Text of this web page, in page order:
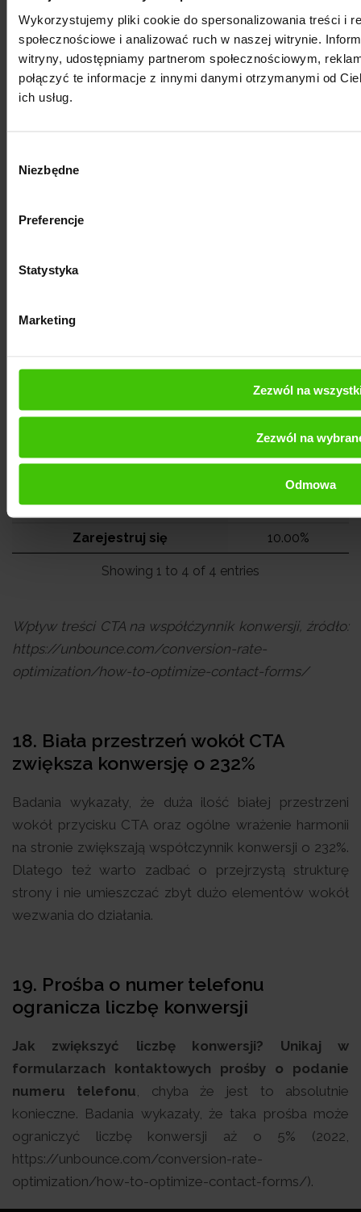
Wykorzystujemy pliki cookie do spersonalizowania treści i
społecznościowe i analizować ruch w naszej witrynie.
witryny, udostępniamy partnerom społecznościowym,
połączyć te informacje z innymi danymi otrzymanymi od
ich usług.
zgody
Niezbędne
Preferencje
Statystyka
Marketing
Zezwól na
Zezwól na
Odmowa
Badania wykazały, że nawet treść CTA może mieć
wpływ na liczbę kliknięć i konwersji. Najsktueczniejsza
treść CTA to Kliknij tutaj - klika w nią 20%
użytkowników (2022,
więcej, dobrze skonstruowana treść CTA w postaci
(2022, https://blog.hubspot.com/marketing/blog-
Treść CTA Poziom kownersji
15.00%
Prześij
25.00%
Zarejestruj się
10.00%
Showing 1 to 4 of 4 entries
Wpływ treści CTA na współćzynnik konwersji, źródło:
https://unbounce.com/conversion-rate-
optimization/how-to-optimize-contact-forms/
18. Biała przestrzeń wokół CTA
zwiększa konwersję o 232%
Badania wykazały, że duża ilość białej przestrzeni
wokół przycisku CTA oraz ogólne wrażenie harmonii
na stronie zwiększają współczynnik konwersji o 232%.
Dlatego też warto zadbać o przejrzystą strukturę
strony i nie umieszczać zbyt dużo elementów wokół
wezwania do działania.
19. Prośba o numer telefonu
ogranicza liczbę konwersji
Jak zwiększyć liczbę konwersji? Unikaj w
formularzach kontaktowych prośby o podanie
numeru telefonu, chyba że jest to absolutnie
konieczne. Badania wykazały, że taka prośba może
ograniczyć liczbę konwersji aż o 5% (2022,
https://unbounce.com/conversion-rate-
optimization/how-to-optimize-contact-forms/).